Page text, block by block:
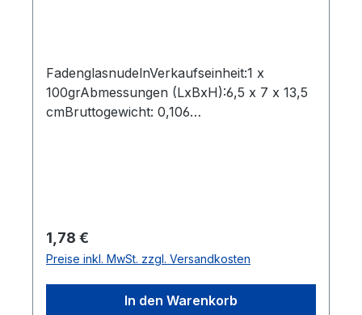
FadenglasnudelnVerkaufseinheit:1 x
100grAbmessungen (LxBxH):6,5 x 7 x 13,5
cmBruttogewicht: 0,106
Minuten essfertigBestellung per Karton:8
StkAbmessungen (LxBxH): 53,5 x 14,5 x
4,5 cmBruttogewicht: 0,835 kgBarcode:
8717703638615"
Regulärer Preis:
1,78 €
Preise inkl. MwSt. zzgl. Versandkosten
In den Warenkorb